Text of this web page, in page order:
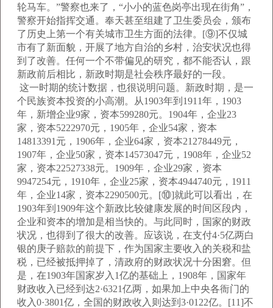
轮马车。”警察也来了，“小小的蓝色岗亭出现在街角”，
警察开始指挥交通。奉天甚至组建了卫生委员会，颁布
了历史上第一个有关城市卫生方面的法律。[⑨]不仅城
市有了新面貌，开展了地方自治的乡村，治安状况也得
到了改善。任何一个不带偏见的研究，都不能否认，跟
新政前后相比，新政时期是社会秩序最好的一段。
这一时期的统计数据，也很说明问题。新政时期，是一
个民族资本投资的小高潮。从1903年到1911年，1903
年，新增企业9家，资本599280元。1904年，企业23
家，资本5222970元，1905年，企业54家，资本
14813391元，1906年，企业64家，资本21278449元，
1907年，企业50家，资本14573047元，1908年，企业52
家，资本22527338元。1909年，企业29家，资本
9947254元，1910年，企业25家，资本4944740元，1911
年，企业14家，资本2290500元。[⑩]就此可以看出，在
1903年到1909年这个新政比较健康发展的时间区段内，
企业和资本的增加是相当快的。与此同时，国家的财政
状况，也得到了很大的改善。应该说，在支付4·5亿两白
银的庚子赔款的前提下，作为国家主要收入的关税和盐
税，已经被抵押掉了，清政府的财政状况十分困窘。但
是，在1903年国家岁入1亿的基础上，1908年，国家年
财政收入已经到达2·6321亿两，如果加上中央各衙门的
收入0·3801亿，全国的财政收入则达到3·0122亿。[11]不